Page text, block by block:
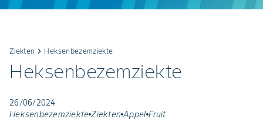
Ziekten keyboard_arrow_right Heksenbezemziekte
Heksenbezemziekte
26/06/2024
Heksenbezemziekte Ziekten Appel Fruit